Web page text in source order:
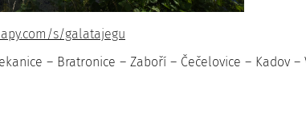
s/galatajegu
– Bratronice – Zaboří – Čečelovice – Kadov